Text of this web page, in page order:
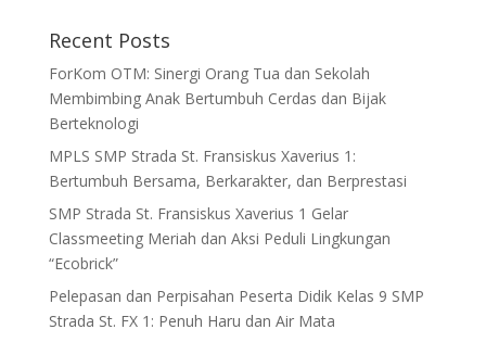
Recent Posts
ForKom OTM: Sinergi Orang Tua dan Sekolah
Membimbing Anak Bertumbuh Cerdas dan Bijak
Berteknologi
MPLS SMP Strada St. Fransiskus Xaverius 1:
Bertumbuh Bersama, Berkarakter, dan Berprestasi
SMP Strada St. Fransiskus Xaverius 1 Gelar
Classmeeting Meriah dan Aksi Peduli Lingkungan
“Ecobrick”
Pelepasan dan Perpisahan Peserta Didik Kelas 9 SMP
Strada St. FX 1: Penuh Haru dan Air Mata